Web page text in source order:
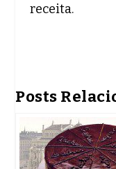
receita.
Posts